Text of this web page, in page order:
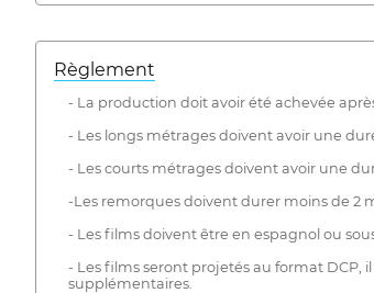
Règlement
- La production doit avoir été achevée
- Les longs métrages doivent avoir une
- Les courts métrages doivent avoir une
-Les remorques doivent durer moins de 2
- Les films doivent être en espagnol ou
- Les films seront projetés au format DCP,
supplémentaires.